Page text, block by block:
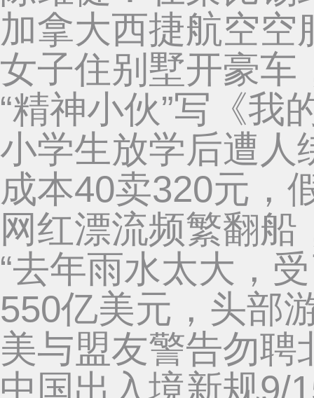
加拿大西捷航空空
女子住别墅开豪车
“精神小伙”写《我
小学生放学后遭人
成本40卖320元，
网红漂流频繁翻
“去年雨水太大，
550亿美元，头部
美与盟友警告勿聘
中国出入境新规9/